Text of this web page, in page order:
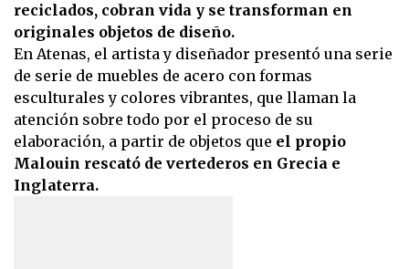
reciclados, cobran vida y se transforman en
originales objetos de diseño.
En Atenas, el artista y diseñador presentó una serie
de serie de muebles de acero con formas
esculturales y colores vibrantes, que llaman la
atención sobre todo por el proceso de su
elaboración, a partir de objetos que el propio
Malouin rescató de vertederos en Grecia e
Inglaterra.